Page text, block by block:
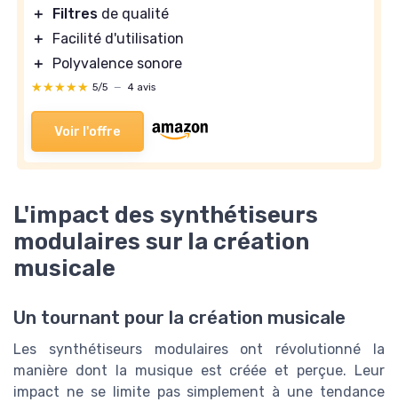
＋
Filtres de qualité
＋
Facilité d'utilisation
＋
Polyvalence sonore
★★★★★
★★★★★ 5/5 — 4 avis
Voir l'offre
L'impact des synthétiseurs
modulaires sur la création
musicale
Un tournant pour la création musicale
Les synthétiseurs modulaires ont révolutionné la
manière dont la musique est créée et perçue. Leur
impact ne se limite pas simplement à une tendance